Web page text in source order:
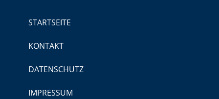
STARTSEITE
KONTAKT
DATENSCHUTZ
IMPRESSUM